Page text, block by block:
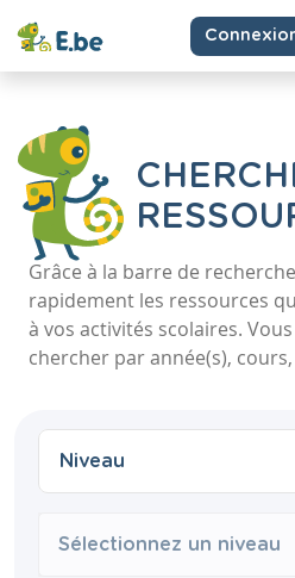
Grâce à la barre de
rapidement les ressources
à vos activités scolaires.
chercher par année(s),
Sélectionnez un niveau